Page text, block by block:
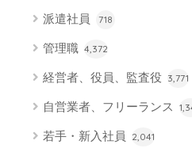
派遣社員 718
管理職 4,372
経営者、役員、監査役 3,771
自営業者、フリーランス
若手・新入社員 2,041